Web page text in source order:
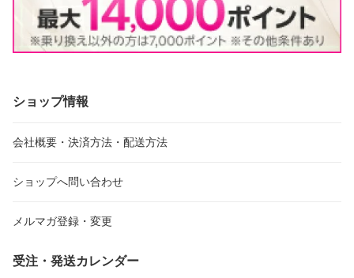
ショップ情報
会社概要・決済方法・配送方法
ショップへ問い合わせ
メルマガ登録・変更
受注・発送カレンダー